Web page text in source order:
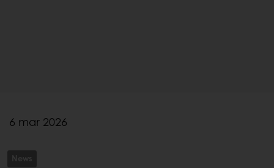
6 mar 2026
News